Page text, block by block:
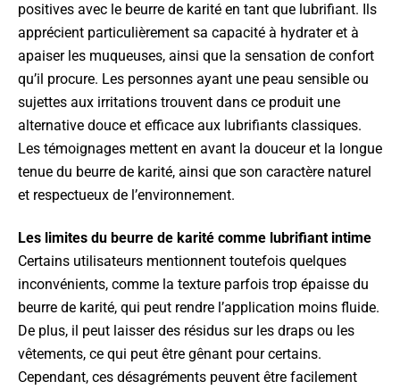
positives avec le beurre de karité en tant que lubrifiant. Ils
apprécient particulièrement sa capacité à hydrater et à
apaiser les muqueuses, ainsi que la sensation de confort
qu’il procure. Les personnes ayant une peau sensible ou
sujettes aux irritations trouvent dans ce produit une
alternative douce et efficace aux lubrifiants classiques.
Les témoignages mettent en avant la douceur et la longue
tenue du beurre de karité, ainsi que son caractère naturel
et respectueux de l’environnement.
Les limites du beurre de karité comme lubrifiant intime
Certains utilisateurs mentionnent toutefois quelques
inconvénients, comme la texture parfois trop épaisse du
beurre de karité, qui peut rendre l’application moins fluide.
De plus, il peut laisser des résidus sur les draps ou les
vêtements, ce qui peut être gênant pour certains.
Cependant, ces désagréments peuvent être facilement